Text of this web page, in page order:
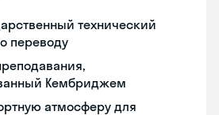
технический
переводу
Кембриджем
атмосферу для